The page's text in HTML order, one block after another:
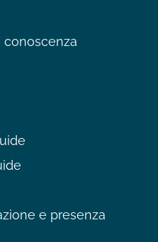
conoscenza
e presenza